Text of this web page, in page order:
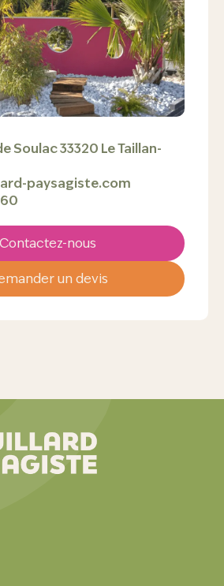
Soulac 33320 Le Taillan-
paysagiste.com
Contactez-nous
un devis